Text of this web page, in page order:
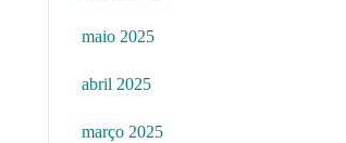
maio 2025
abril 2025
março 2025